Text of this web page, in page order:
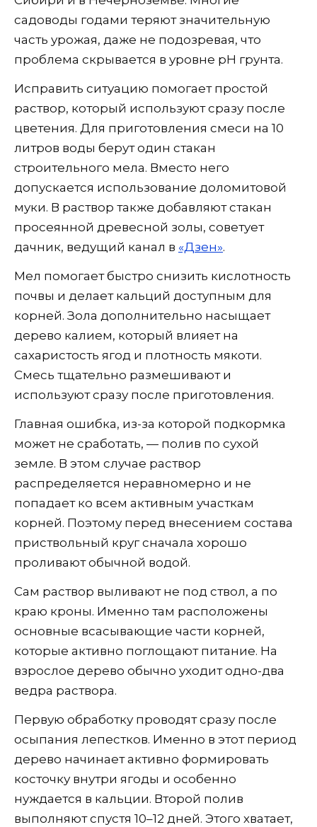
садоводы годами теряют значительную
часть урожая, даже не подозревая, что
проблема скрывается в уровне pH грунта.
Исправить ситуацию помогает простой
раствор, который используют сразу после
цветения. Для приготовления смеси на 10
литров воды берут один стакан
строительного мела. Вместо него
допускается использование доломитовой
муки. В раствор также добавляют стакан
просеянной древесной золы, советует
дачник, ведущий канал в «Дзен».
Мел помогает быстро снизить кислотность
почвы и делает кальций доступным для
корней. Зола дополнительно насыщает
дерево калием, который влияет на
сахаристость ягод и плотность мякоти.
Смесь тщательно размешивают и
используют сразу после приготовления.
Главная ошибка, из-за которой подкормка
может не сработать, — полив по сухой
земле. В этом случае раствор
распределяется неравномерно и не
попадает ко всем активным участкам
корней. Поэтому перед внесением состава
приствольный круг сначала хорошо
проливают обычной водой.
Сам раствор выливают не под ствол, а по
краю кроны. Именно там расположены
основные всасывающие части корней,
которые активно поглощают питание. На
взрослое дерево обычно уходит одно-два
ведра раствора.
Первую обработку проводят сразу после
осыпания лепестков. Именно в этот период
дерево начинает активно формировать
косточку внутри ягоды и особенно
нуждается в кальции. Второй полив
выполняют спустя 10–12 дней. Этого хватает,